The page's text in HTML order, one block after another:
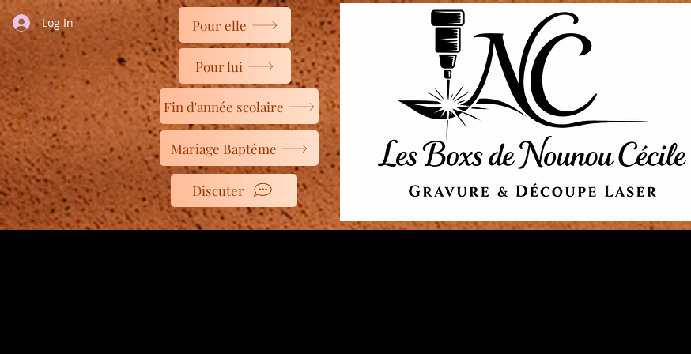
Log In Pour elle
Pour lui
Fin d'année scolaire
Mariage Baptême
Discuter